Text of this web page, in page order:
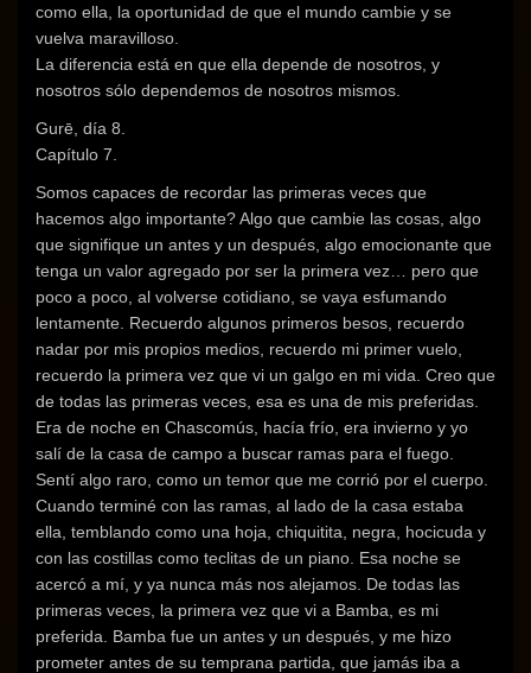
como ella, la oportunidad de que el mundo cambie y se
vuelva maravilloso.
La diferencia está en que ella depende de nosotros, y
nosotros sólo dependemos de nosotros mismos.
Gurē, día 8.
Capítulo 7.
Somos capaces de recordar las primeras veces que
hacemos algo importante? Algo que cambie las cosas, algo
que signifique un antes y un después, algo emocionante que
tenga un valor agregado por ser la primera vez… pero que
poco a poco, al volverse cotidiano, se vaya esfumando
lentamente. Recuerdo algunos primeros besos, recuerdo
nadar por mis propios medios, recuerdo mi primer vuelo,
recuerdo la primera vez que vi un galgo en mi vida. Creo que
de todas las primeras veces, esa es una de mis preferidas.
Era de noche en Chascomús, hacía frío, era invierno y yo
salí de la casa de campo a buscar ramas para el fuego.
Sentí algo raro, como un temor que me corrió por el cuerpo.
Cuando terminé con las ramas, al lado de la casa estaba
ella, temblando como una hoja, chiquitita, negra, hocicuda y
con las costillas como teclitas de un piano. Esa noche se
acercó a mí, y ya nunca más nos alejamos. De todas las
primeras veces, la primera vez que vi a Bamba, es mi
preferida. Bamba fue un antes y un después, y me hizo
prometer antes de su temprana partida, que jamás iba a